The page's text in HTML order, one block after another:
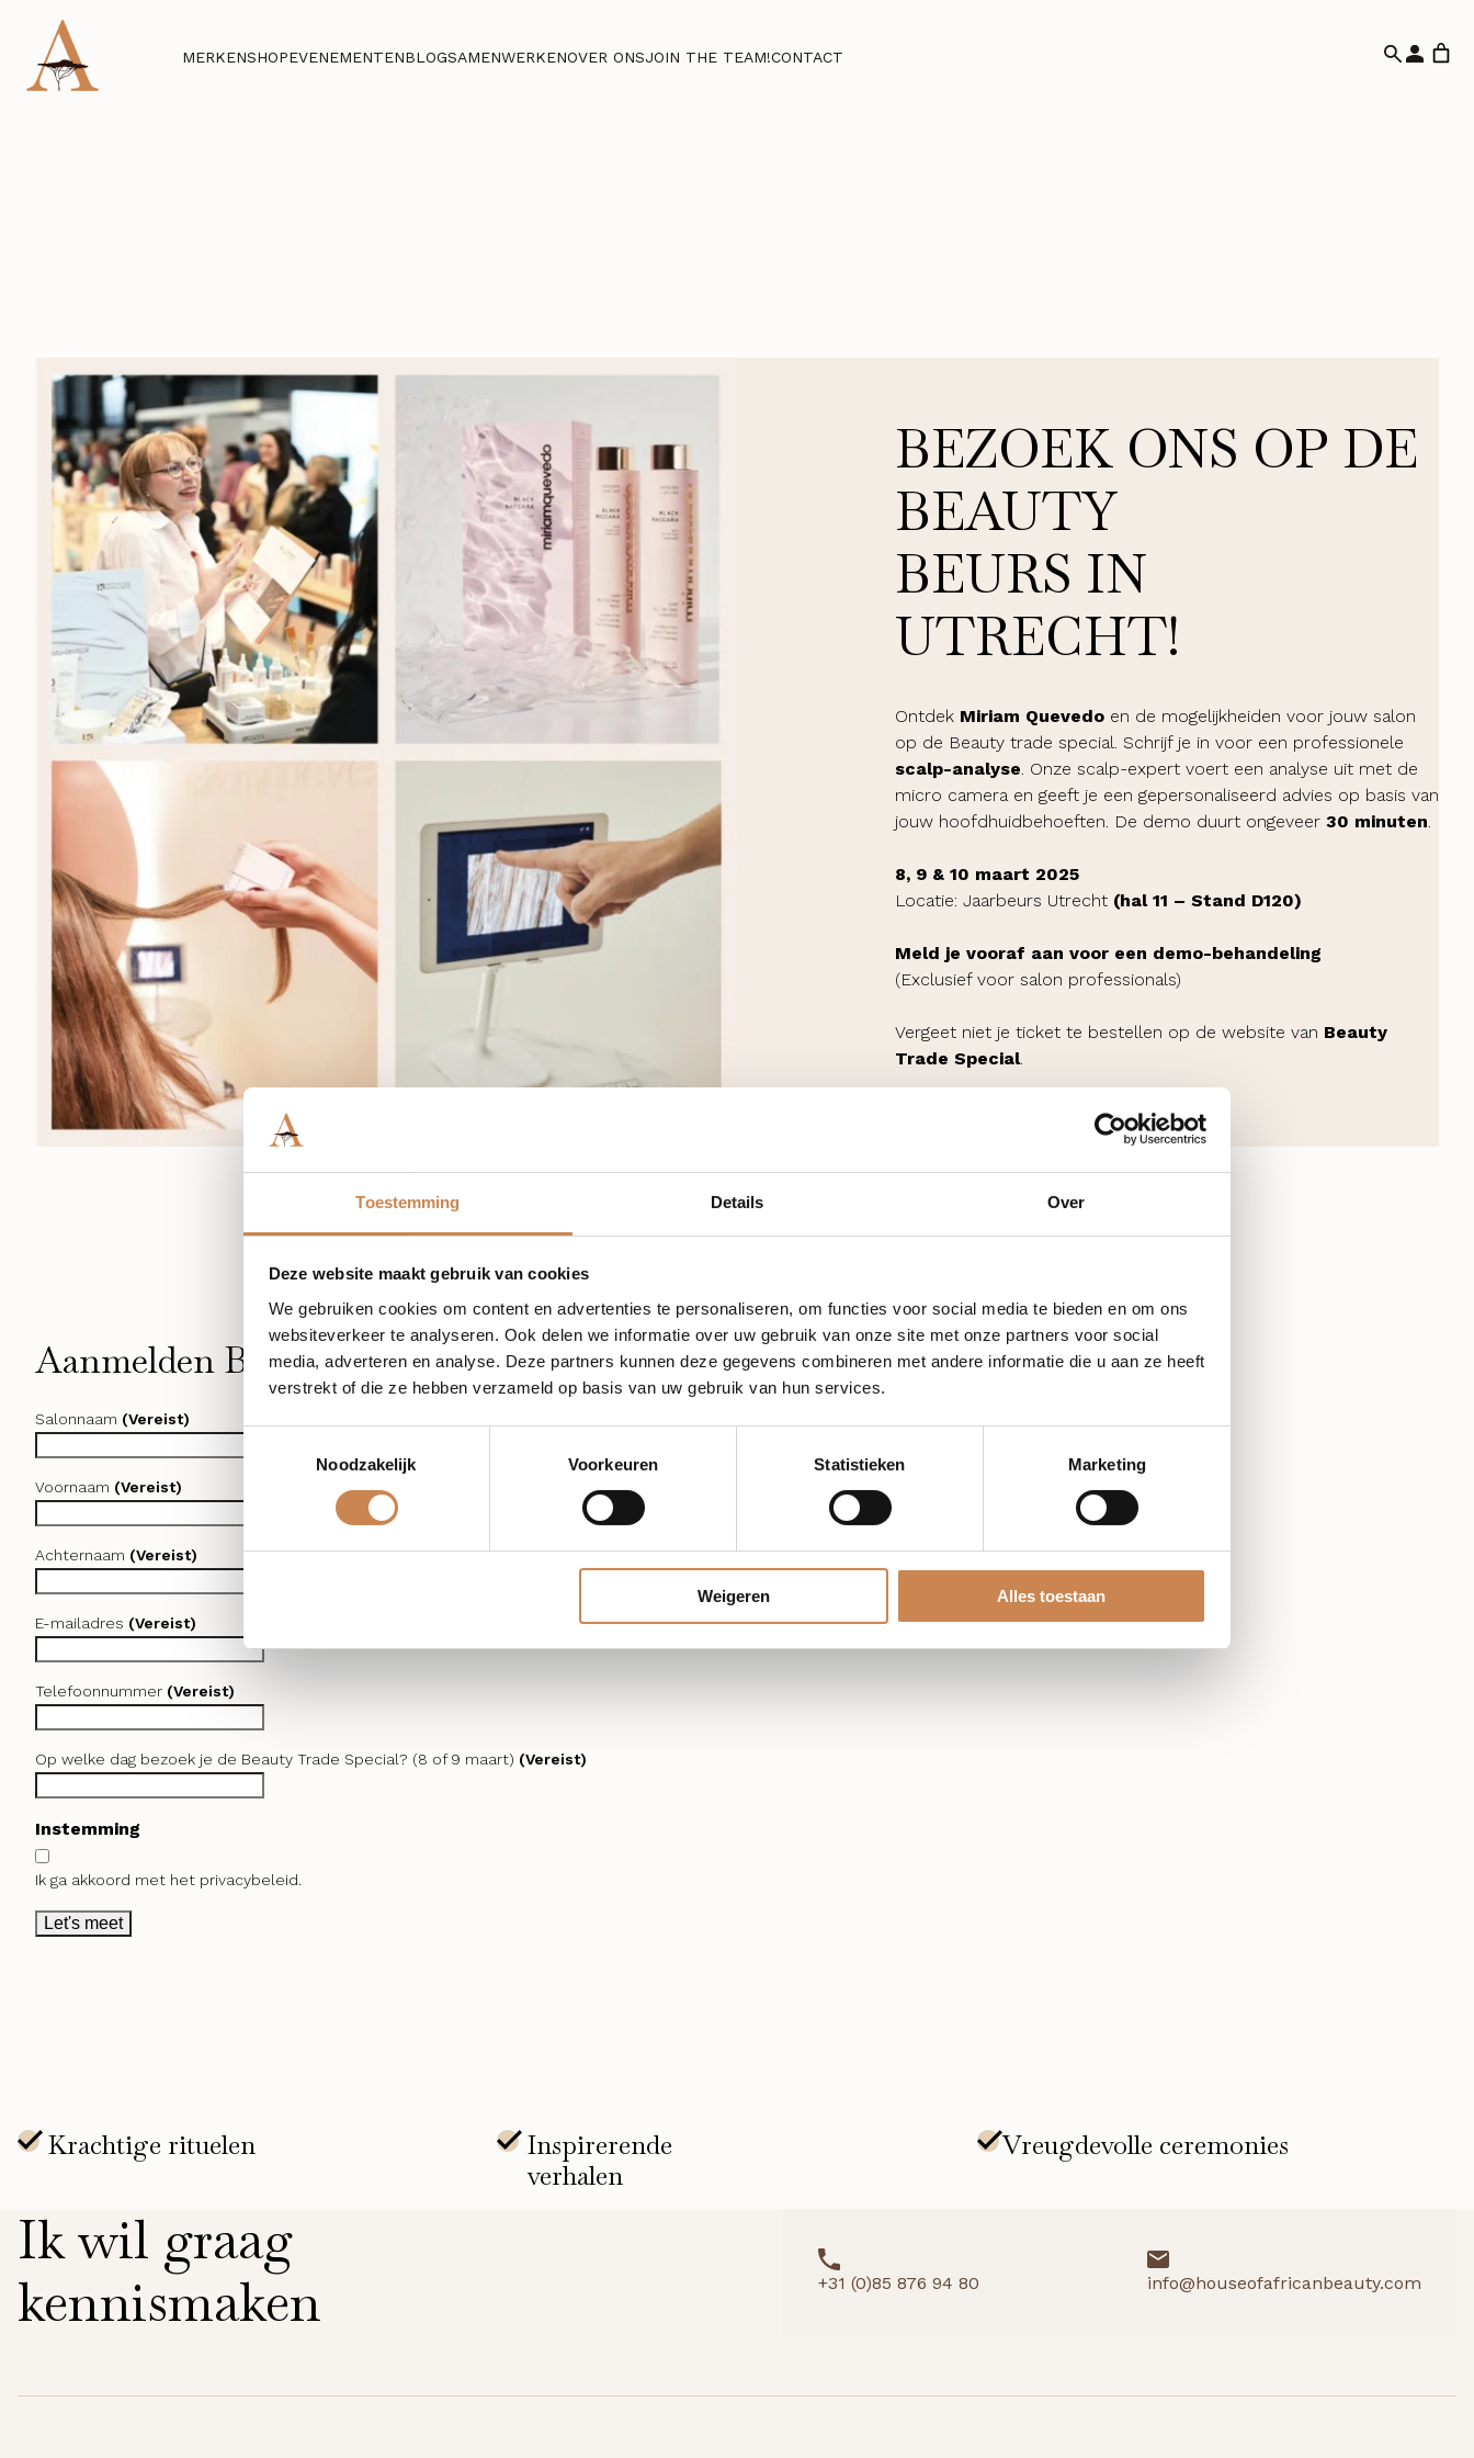
Toestemming Details Over
Deze website maakt gebruik van cookies
We gebruiken cookies om content en advertenties te personaliseren, om functies voor social media te bieden en om ons
websiteverkeer te analyseren. Ook delen we informatie over uw gebruik van onze site met onze partners voor social
media, adverteren en analyse. Deze partners kunnen deze gegevens combineren met andere informatie die u aan ze heeft
verstrekt of die ze hebben verzameld op basis van uw gebruik van hun services.
Toestemmingsselectie
Noodzakelijk
Voorkeuren Statistieken Marketing
Weigeren Alles toestaan
MERKENSHOPEVENEMENTENBLOGSAMENWERKENOVER ONSJOIN THE TEAM!CONTACT
BEZOEK ONS OP DE
BEAUTY
BEURS IN
UTRECHT!
Ontdek Miriam Quevedo en de mogelijkheiden voor jouw salon
op de Beauty trade special. Schrijf je in voor een professionele
scalp-analyse. Onze scalp-expert voert een analyse uit met de
micro camera en geeft je een gepersonaliseerd advies op basis van
jouw hoofdhuidbehoeften. De demo duurt ongeveer 30 minuten.
8, 9 & 10 maart 2025
Locatie: Jaarbeurs Utrecht (hal 11 – Stand D120)
Meld je vooraf aan voor een demo-behandeling
(Exclusief voor salon professionals)
Vergeet niet je ticket te bestellen op de website van Beauty
Trade Special.
Aanmelden Beauty Trade Special
Salonnaam (Vereist)
Voornaam (Vereist)
Achternaam (Vereist)
E-mailadres (Vereist)
Telefoonnummer (Vereist)
Op welke dag bezoek je de Beauty Trade Special? (8 of 9 maart) (Vereist)
Instemming
Ik ga akkoord met het privacybeleid.
Let's meet
Ik wil graag
kennismaken
+31 (0)85 876 94 80 info@houseofafricanbeauty.com